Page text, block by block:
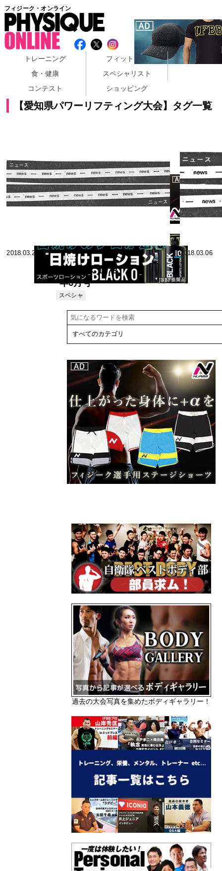
フィジーク・オンライン
トレーニング
フィットネス
食・健康
スペシャリスト
コンテスト
ショッピング
【愛知県パワーリフティング大会】タグ一覧
2018.03.29
ニュース 1978
年6月号
スペシャ
2018.03.06
過去の大会写真を集めたボディギャラリー！